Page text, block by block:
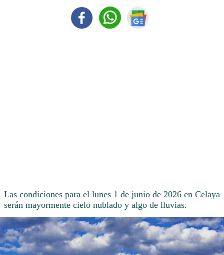
Las condiciones para el lunes 1 de junio de 2026 en Celaya
serán mayormente cielo nublado y algo de lluvias.